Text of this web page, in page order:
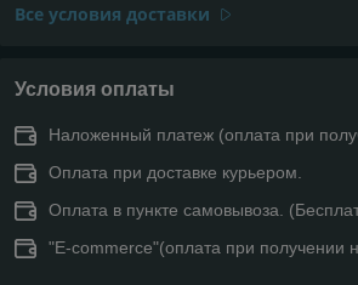
Все условия доставки
Условия оплаты
Наложенный платеж (оплата при
Оплата при доставке курьером.
Оплата в пункте самовывоза.
"E-commerce"(оплата при получении